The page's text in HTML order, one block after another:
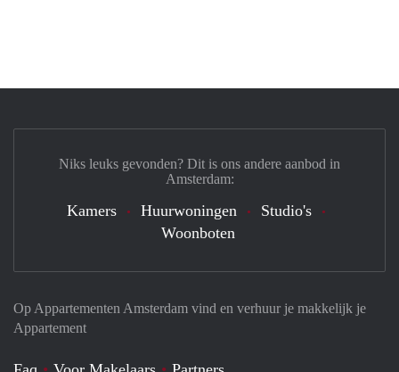
Op Appartementen Amsterdam vind en verhuur je makkelijk je
Appartement
Niks leuks gevonden? Dit is ons andere aanbod in
Amsterdam:
Kamers Huurwoningen
Studio's
Woonboten